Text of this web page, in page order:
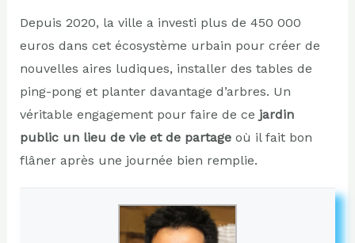
Depuis 2020, la ville a investi plus de 450 000
euros dans cet écosystème urbain pour créer de
nouvelles aires ludiques, installer des tables de
ping-pong et planter davantage d’arbres. Un
véritable engagement pour faire de ce jardin
public un lieu de vie et de partageoù il fait bon
flâner après une journée bien remplie.